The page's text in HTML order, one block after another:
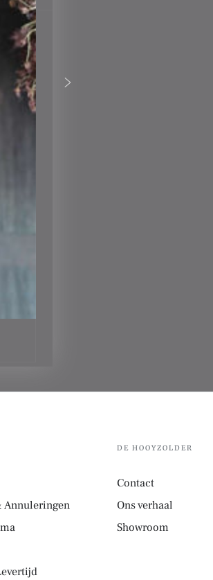
Annuleringen
DE HOOYZOLDER
Contact
Ons verhaal
Showroom